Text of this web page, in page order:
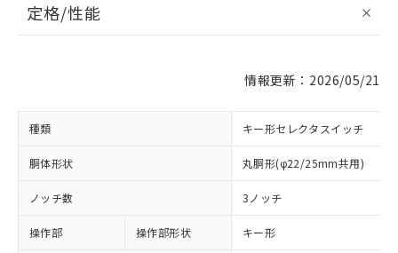
定格/性能
情報更新：2026/05/21
種類 キー形セレクタスイッチ
胴体形状 丸胴形(φ22/25mm共用)
ノッチ数 3ノッチ
操作部 操作部形状 キー形